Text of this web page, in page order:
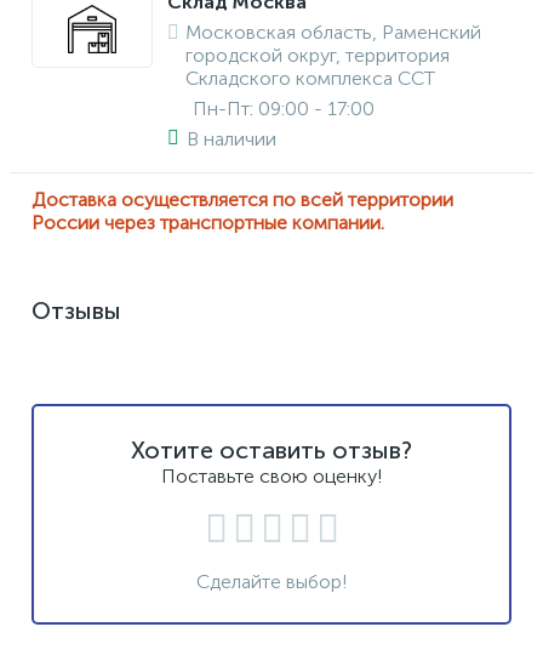
Московская область, Раменский
городской округ, территория
Складского комплекса ССТ
Пн-Пт: 09:00 - 17:00
В наличии
Доставка осуществляется по всей территории
России через транспортные компании.
Отзывы
Хотите оставить отзыв?
Поставьте свою оценку!
Сделайте выбор!